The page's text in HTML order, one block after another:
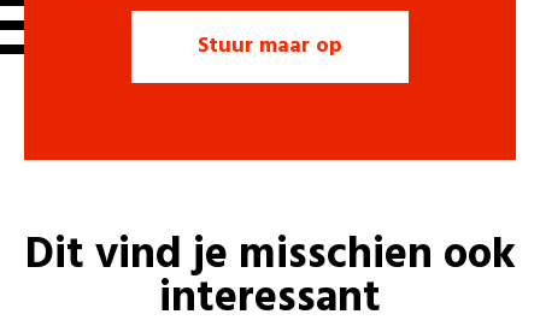
Dit vind je misschien ook
interessant